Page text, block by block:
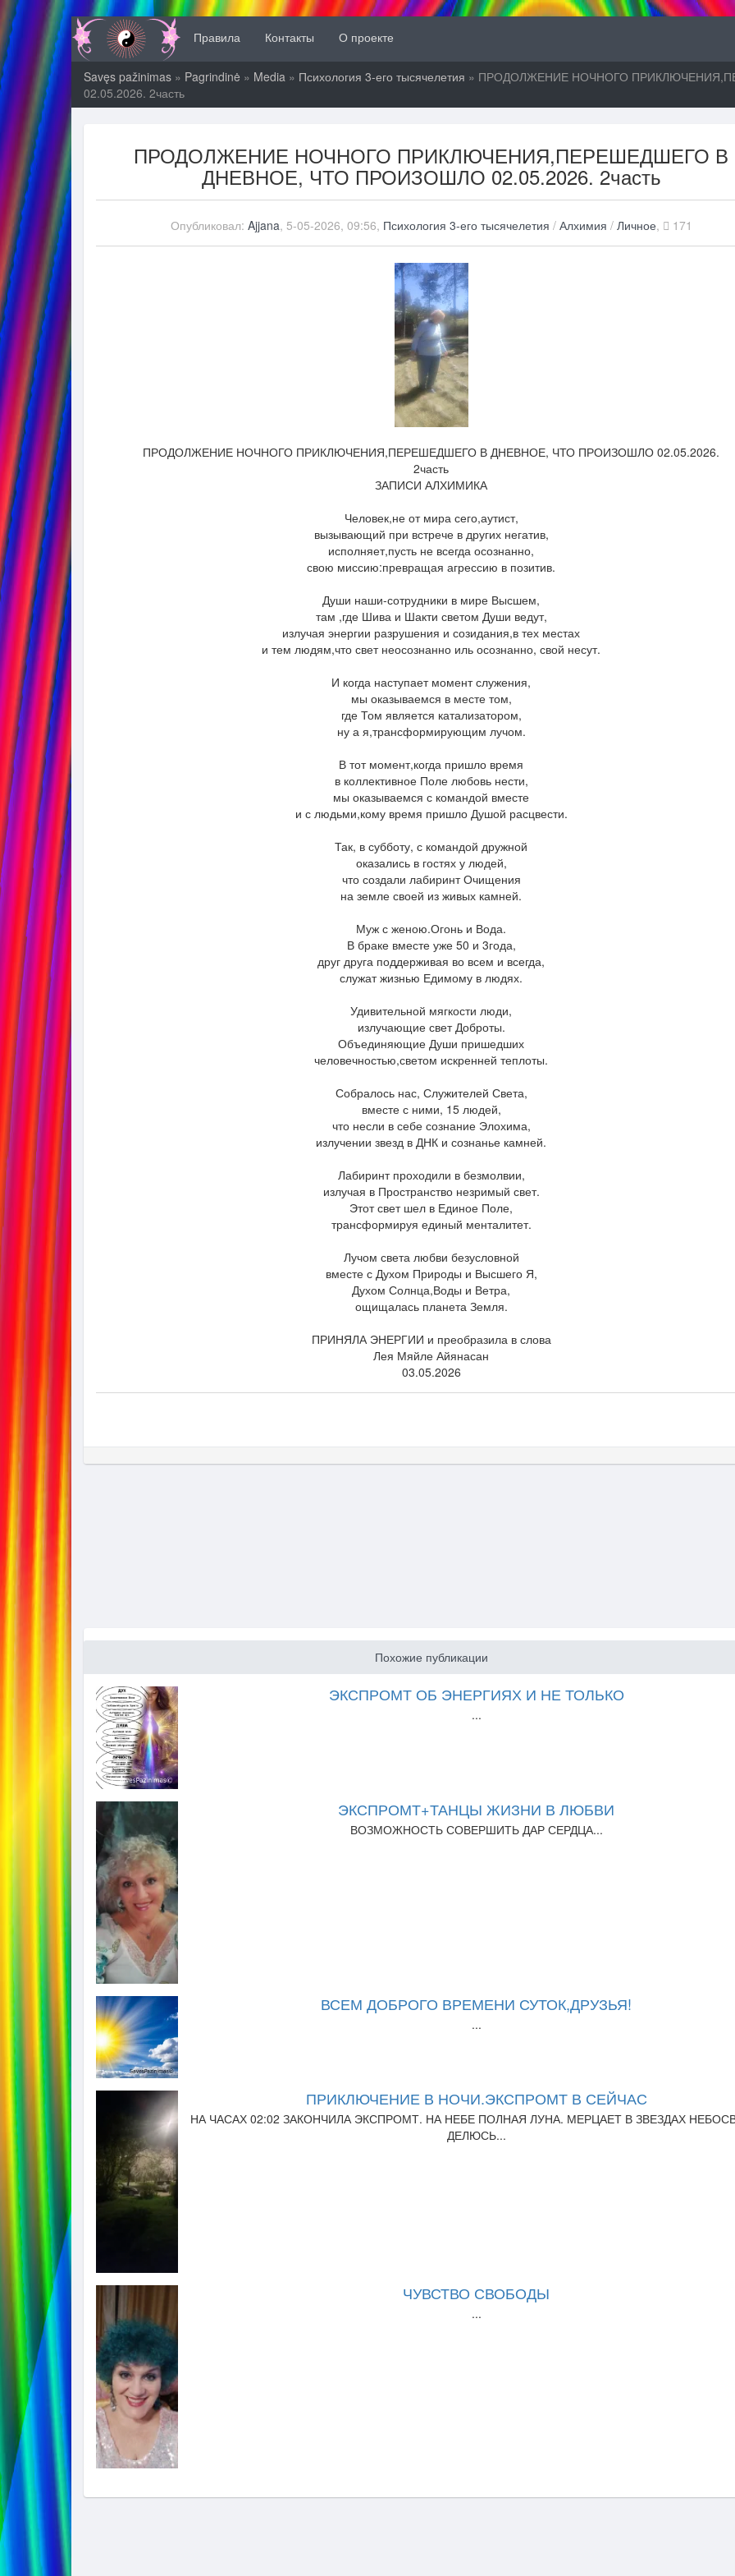
Правила Контакты О проекте
Savęs pažinimas » Pagrindinė » Media » Психология 3-его тысячелетия » ПРОДОЛЖЕНИЕ НОЧНОГО
02.05.2026. 2часть
ПРОДОЛЖЕНИЕ НОЧНОГО ПРИКЛЮЧЕНИЯ,ПЕРЕШЕДШЕГО В
ДНЕВНОЕ, ЧТО ПРОИЗОШЛО 02.05.2026. 2часть
Опубликовал: Ajjana, 5-05-2026, 09:56, Психология 3-его тысячелетия / Алхимия / Личное, 171
ПРОДОЛЖЕНИЕ НОЧНОГО ПРИКЛЮЧЕНИЯ,ПЕРЕШЕДШЕГО В ДНЕВНОЕ, ЧТО ПРОИЗОШЛО 02.05.2026.
2часть
ЗАПИСИ АЛХИМИКА
Человек,не от мира сего,аутист,
вызывающий при встрече в других негатив,
исполняет,пусть не всегда осознанно,
свою миссию:превращая агрессию в позитив.
Души наши-сотрудники в мире Высшем,
там ,где Шива и Шакти светом Души ведут,
излучая энергии разрушения и созидания,в тех местах
и тем людям,что свет неосознанно иль осознанно, свой несут.
И когда наступает момент служения,
мы оказываемся в месте том,
где Том является катализатором,
ну а я,трансформирующим лучом.
В тот момент,когда пришло время
в коллективное Поле любовь нести,
мы оказываемся с командой вместе
и с людьми,кому время пришло Душой расцвести.
Так, в субботу, с командой дружной
оказались в гостях у людей,
что создали лабиринт Очищения
на земле своей из живых камней.
Муж с женою.Огонь и Вода.
В браке вместе уже 50 и 3года,
друг друга поддерживая во всем и всегда,
служат жизнью Едимому в людях.
Удивительной мягкости люди,
излучающие свет Доброты.
Объединяющие Души пришедших
человечностью,светом искренней теплоты.
Собралось нас, Служителей Света,
вместе с ними, 15 людей,
что несли в себе сознание Элохима,
излучении звезд в ДНК и сознанье камней.
Лабиринт проходили в безмолвии,
излучая в Пространство незримый свет.
Этот свет шел в Единое Поле,
трансформируя единый менталитет.
Лучом света любви безусловной
вместе с Духом Природы и Высшего Я,
Духом Солнца,Воды и Ветра,
ощищалась планета Земля.
ПРИНЯЛА ЭНЕРГИИ и преобразила в слова
Лея Мяйле Айянасан
03.05.2026
Похожие публикации
ЭКСПРОМТ ОБ ЭНЕРГИЯХ И НЕ ТОЛЬКО
...
ЭКСПРОМТ+ТАНЦЫ ЖИЗНИ В ЛЮБВИ
ВОЗМОЖНОСТЬ СОВЕРШИТЬ ДАР СЕРДЦА...
ВСЕМ ДОБРОГО ВРЕМЕНИ СУТОК,ДРУЗЬЯ!
...
ПРИКЛЮЧЕНИЕ В НОЧИ.ЭКСПРОМТ В СЕЙЧАС
НА ЧАСАХ 02:02 ЗАКОНЧИЛА ЭКСПРОМТ. НА НЕБЕ ПОЛНАЯ ЛУНА. МЕРЦАЕТ В ЗВЕЗДАХ
ДЕЛЮСЬ...
ЧУВСТВО СВОБОДЫ
...